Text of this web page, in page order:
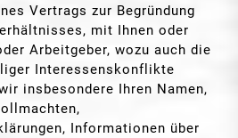
Vertrags zur Begründung
mit Ihnen oder
Arbeitgeber, wozu auch die
Interessenskonflikte
insbesondere Ihren Namen,
Informationen über